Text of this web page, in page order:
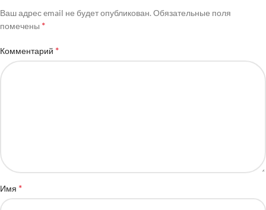
Ваш адрес email не будет опубликован. Обязательные поля
помечены *
Комментарий *
Имя *